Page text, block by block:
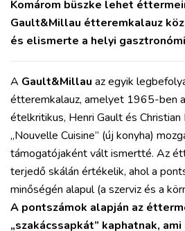
Komárom büszke lehet
Gault&Millau étteremkalauz
és elismerte a helyi
A Gault&Millau az egyik
étteremkalauz, amelyet 1965-ben
ételkritikus, Henri Gault és Christian
„Nouvelle Cuisine” (új konyha)
támogatójaként vált ismertté. Az
terjedő skálán értékelik, ahol a
minőségén alapul (a szerviz és a
A pontszámok alapján az
„szakácssapkát” kaphatnak,